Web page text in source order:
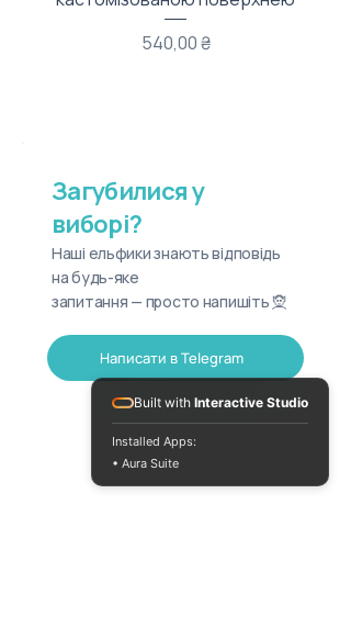
Ціна
540,00 ₴
Загубилися у
виборі?
Наші ельфики знають відповідь
на будь-яке
запитання — просто напишіть 🧝
Написати в Telegram
Built with Interactive Studio
Installed Apps:
• Aura Suite